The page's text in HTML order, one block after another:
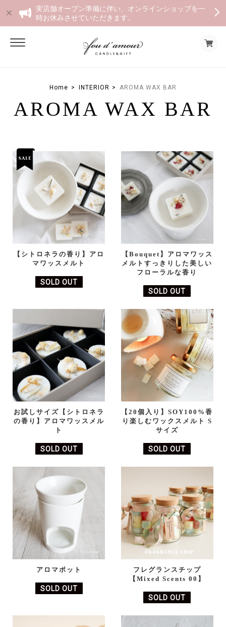
実店舗オープン準備に伴い、オンラインショップを一
時お休みさせていただきます。
Home INTERIOR AROMA WAX BAR
AROMA WAX BAR
【シトロネラの香り】アロ
マワッスメルト
SOLD OUT
【Bouquet】アロマワッス
メルトすっきりした美しい
フローラルな香り
SOLD OUT
お試しサイズ【シトロネラ
の香り】アロマワッスメル
ト
SOLD OUT
【20個入り】SOY100%香
り楽しむワックスメルト S
サイズ
SOLD OUT
アロマポット
SOLD OUT
フレグランスチップ
【Mixed Scents 00】
SOLD OUT